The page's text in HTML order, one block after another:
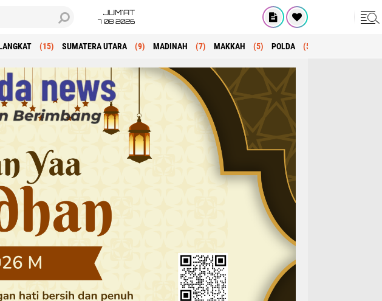
JUM'AT
7 08 2026
(15) SUMATERA UTARA (9) MADINAH (7) MAKKAH (5) POLDA (5)